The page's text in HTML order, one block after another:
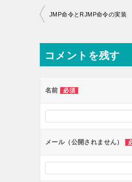
投
ナ
ビ
ー
ョ
ン
JMP命令とRJMP命令の実装
コメントを残す
名前 必須
メール（公開されません）